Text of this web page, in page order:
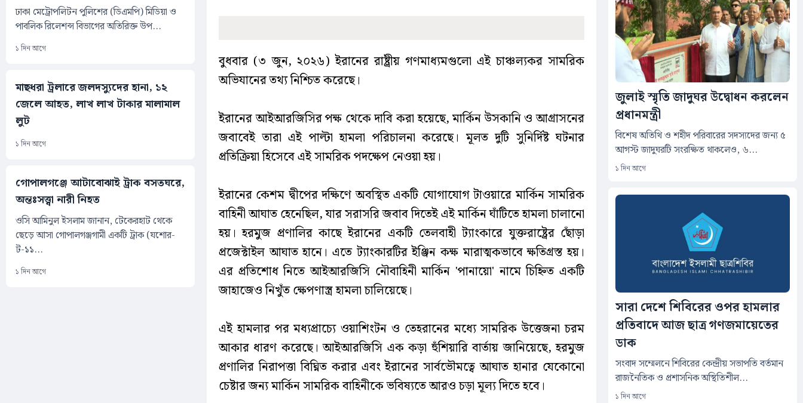
ঢাকা মেট্রোপলিটন পুলিশের (ডিএমপি) মিডিয়া ও
পাবলিক রিলেশন্স বিভাগের অতিরিক্ত উপ...
১ দিন আগে
মাছধরা ট্রলারে জলদস্যুদের হানা, ১২
জেলে আহত, লাখ লাখ টাকার মালামাল
লুট
১ দিন আগে
গোপালগঞ্জে আটাবোঝাই ট্রাক বসতঘরে,
অন্তঃসত্ত্বা নারী নিহত
ওসি আমিনুল ইসলাম জানান, টেকেরহাট থেকে
ছেড়ে আসা গোপালগঞ্জগামী একটি ট্রাক (যশোর-
ট-১১...
১ দিন আগে
বুধবার (৩ জুন, ২০২৬) ইরানের রাষ্ট্রীয় গণমাধ্যমগুলো এই চাঞ্চল্যকর সামরিক
অভিযানের তথ্য নিশ্চিত করেছে।
ইরানের আইআরজিসির পক্ষ থেকে দাবি করা হয়েছে, মার্কিন উসকানি ও আগ্রাসনের
জবাবেই তারা এই পাল্টা হামলা পরিচালনা করেছে। মূলত দুটি সুনির্দিষ্ট ঘটনার
প্রতিক্রিয়া হিসেবে এই সামরিক পদক্ষেপ নেওয়া হয়।
ইরানের কেশম দ্বীপের দক্ষিণে অবস্থিত একটি যোগাযোগ টাওয়ারে মার্কিন সামরিক
বাহিনী আঘাত হেনেছিল, যার সরাসরি জবাব দিতেই এই মার্কিন ঘাঁটিতে হামলা চালানো
হয়। হরমুজ প্রণালির কাছে ইরানের একটি তেলবাহী ট্যাংকারে যুক্তরাষ্ট্রের ছোঁড়া
প্রজেক্টাইল আঘাত হানে। এতে ট্যাংকারটির ইঞ্জিন কক্ষ মারাত্মকভাবে ক্ষতিগ্রস্ত হয়।
এর প্রতিশোধ নিতে আইআরজিসি নৌবাহিনী মার্কিন 'পানায়ো' নামে চিহ্নিত একটি
জাহাজেও নিখুঁত ক্ষেপণাস্ত্র হামলা চালিয়েছে।
এই হামলার পর মধ্যপ্রাচ্যে ওয়াশিংটন ও তেহরানের মধ্যে সামরিক উত্তেজনা চরম
আকার ধারণ করেছে। আইআরজিসি এক কড়া হুঁশিয়ারি বার্তায় জানিয়েছে, হরমুজ
প্রণালির নিরাপত্তা বিঘ্নিত করার এবং ইরানের সার্বভৌমত্বে আঘাত হানার যেকোনো
চেষ্টার জন্য মার্কিন সামরিক বাহিনীকে ভবিষ্যতে আরও চড়া মূল্য দিতে হবে।
জুলাই স্মৃতি জাদুঘর উদ্বোধন করলেন
প্রধানমন্ত্রী
বিশেষ অতিথি ও শহীদ পরিবারের সদস্যদের জন্য ৫
আগস্ট জাদুঘরটি সংরক্ষিত থাকলেও, ৬...
১ দিন আগে
সারা দেশে শিবিরের ওপর হামলার
প্রতিবাদে আজ ছাত্র গণজমায়েতের
ডাক
সংবাদ সম্মেলনে শিবিরের কেন্দ্রীয় সভাপতি বর্তমান
রাজনৈতিক ও প্রশাসনিক অস্থিতিশীল...
১ দিন আগে